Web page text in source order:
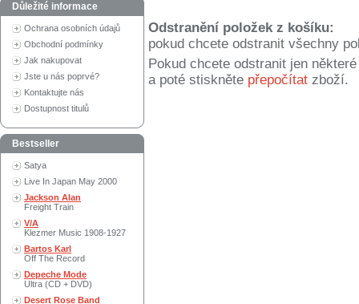
Důležité informace
Ochrana osobních údajů
Obchodní podmínky
Jak nakupovat
Jste u nás poprvé?
Kontaktujte nás
Dostupnost titulů
Bestseller
Satya
Live In Japan May 2000
Jackson Alan
Freight Train
V/A
Klezmer Music 1908-1927
Bartos Karl
Off The Record
Depeche Mode
Ultra (CD + DVD)
Desert Rose Band
Odstranění položek z košíku:
pokud chcete odstranit všechny
Pokud chcete odstranit jen
a poté stiskněte přepočítat zboží.